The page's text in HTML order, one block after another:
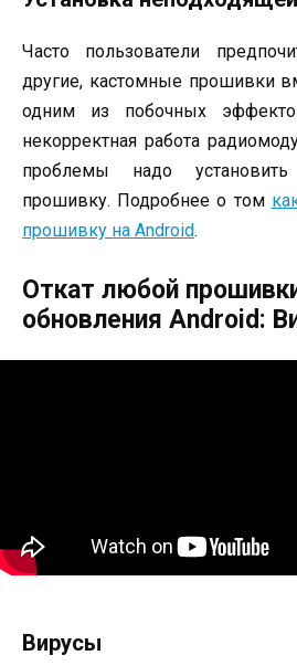
Часто пользователи
другие, кастомные прошивки
одним из побочных
некорректная работа
проблемы надо
прошивку. Подробнее о том
прошивку на Аndroid.
Откат любой
обновления Android:
Вирусы